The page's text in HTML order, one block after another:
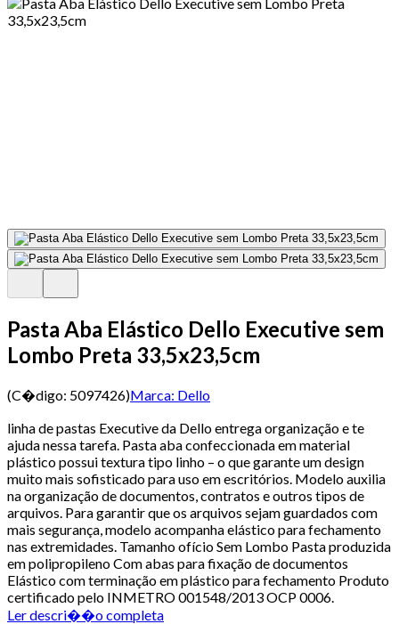
Pasta Aba Elástico Dello Executive sem
Lombo Preta 33,5x23,5cm
(C�digo: 5097426)Marca: Dello
linha de pastas Executive da Dello entrega organização e te
ajuda nessa tarefa. Pasta aba confeccionada em material
plástico possui textura tipo linho – o que garante um design
muito mais sofisticado para uso em escritórios. Modelo auxilia
na organização de documentos, contratos e outros tipos de
arquivos. Para garantir que os arquivos sejam guardados com
mais segurança, modelo acompanha elástico para fechamento
nas extremidades. Tamanho ofício Sem Lombo Pasta produzida
em polipropileno Com abas para fixação de documentos
Elástico com terminação em plástico para fechamento Produto
certificado pelo INMETRO 001548/2013 OCP 0006.
Ler descri��o completa